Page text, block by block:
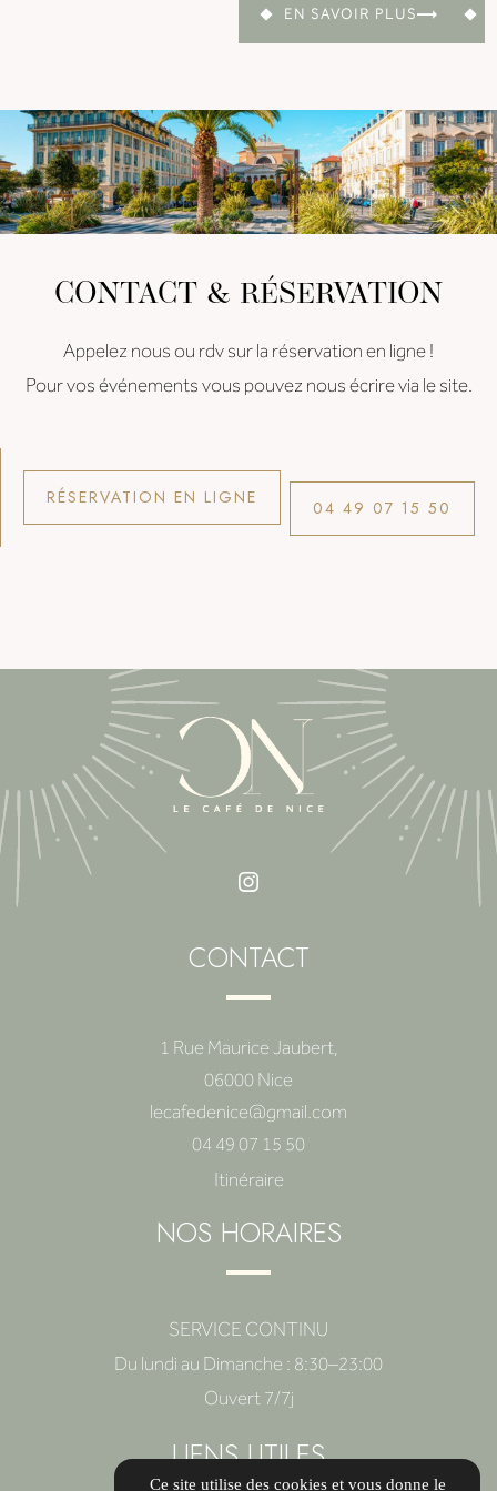
EN SAVOIR PLUS
CONTACT & RÉSERVATION
Appelez nous ou rdv sur la réservation en ligne !
Pour vos événements vous pouvez nous écrire via le site.
RÉSERVATION EN LIGNE 04 49 07 15 50
CONTACT
1 Rue Maurice Jaubert,
06000 Nice
lecafedenice@gmail.com
04 49 07 15 50
Itinéraire
NOS HORAIRES
SERVICE CONTINU
Du lundi au Dimanche : 8:30–23:00
Ouvert 7/7j
LIENS UTILES
Ce site utilise des cookies et vous donne le